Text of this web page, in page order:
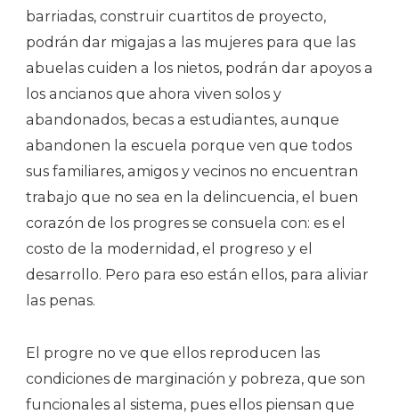
barriadas, construir cuartitos de proyecto,
podrán dar migajas a las mujeres para que las
abuelas cuiden a los nietos, podrán dar apoyos a
los ancianos que ahora viven solos y
abandonados, becas a estudiantes, aunque
abandonen la escuela porque ven que todos
sus familiares, amigos y vecinos no encuentran
trabajo que no sea en la delincuencia, el buen
corazón de los progres se consuela con: es el
costo de la modernidad, el progreso y el
desarrollo. Pero para eso están ellos, para aliviar
las penas.
El progre no ve que ellos reproducen las
condiciones de marginación y pobreza, que son
funcionales al sistema, pues ellos piensan que